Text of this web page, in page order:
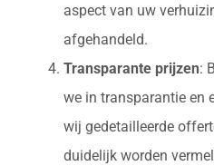
aspect van uw
afgehandeld.
Transparante prijzen:
we in transparantie en
wij gedetailleerde
duidelijk worden